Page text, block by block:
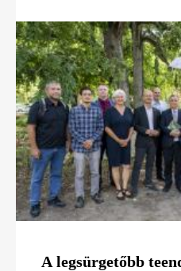
Constant Effort Sites)
területén
A legsürgetőbb